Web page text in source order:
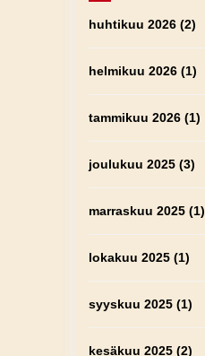
huhtikuu 2026 (2)
helmikuu 2026 (1)
tammikuu 2026 (1)
joulukuu 2025 (3)
marraskuu 2025 (1)
lokakuu 2025 (1)
syyskuu 2025 (1)
kesäkuu 2025 (2)